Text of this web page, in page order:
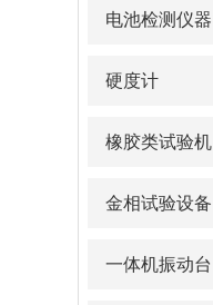
电池检测仪器
硬度计
橡胶类试验机
金相试验设备
一体机振动台